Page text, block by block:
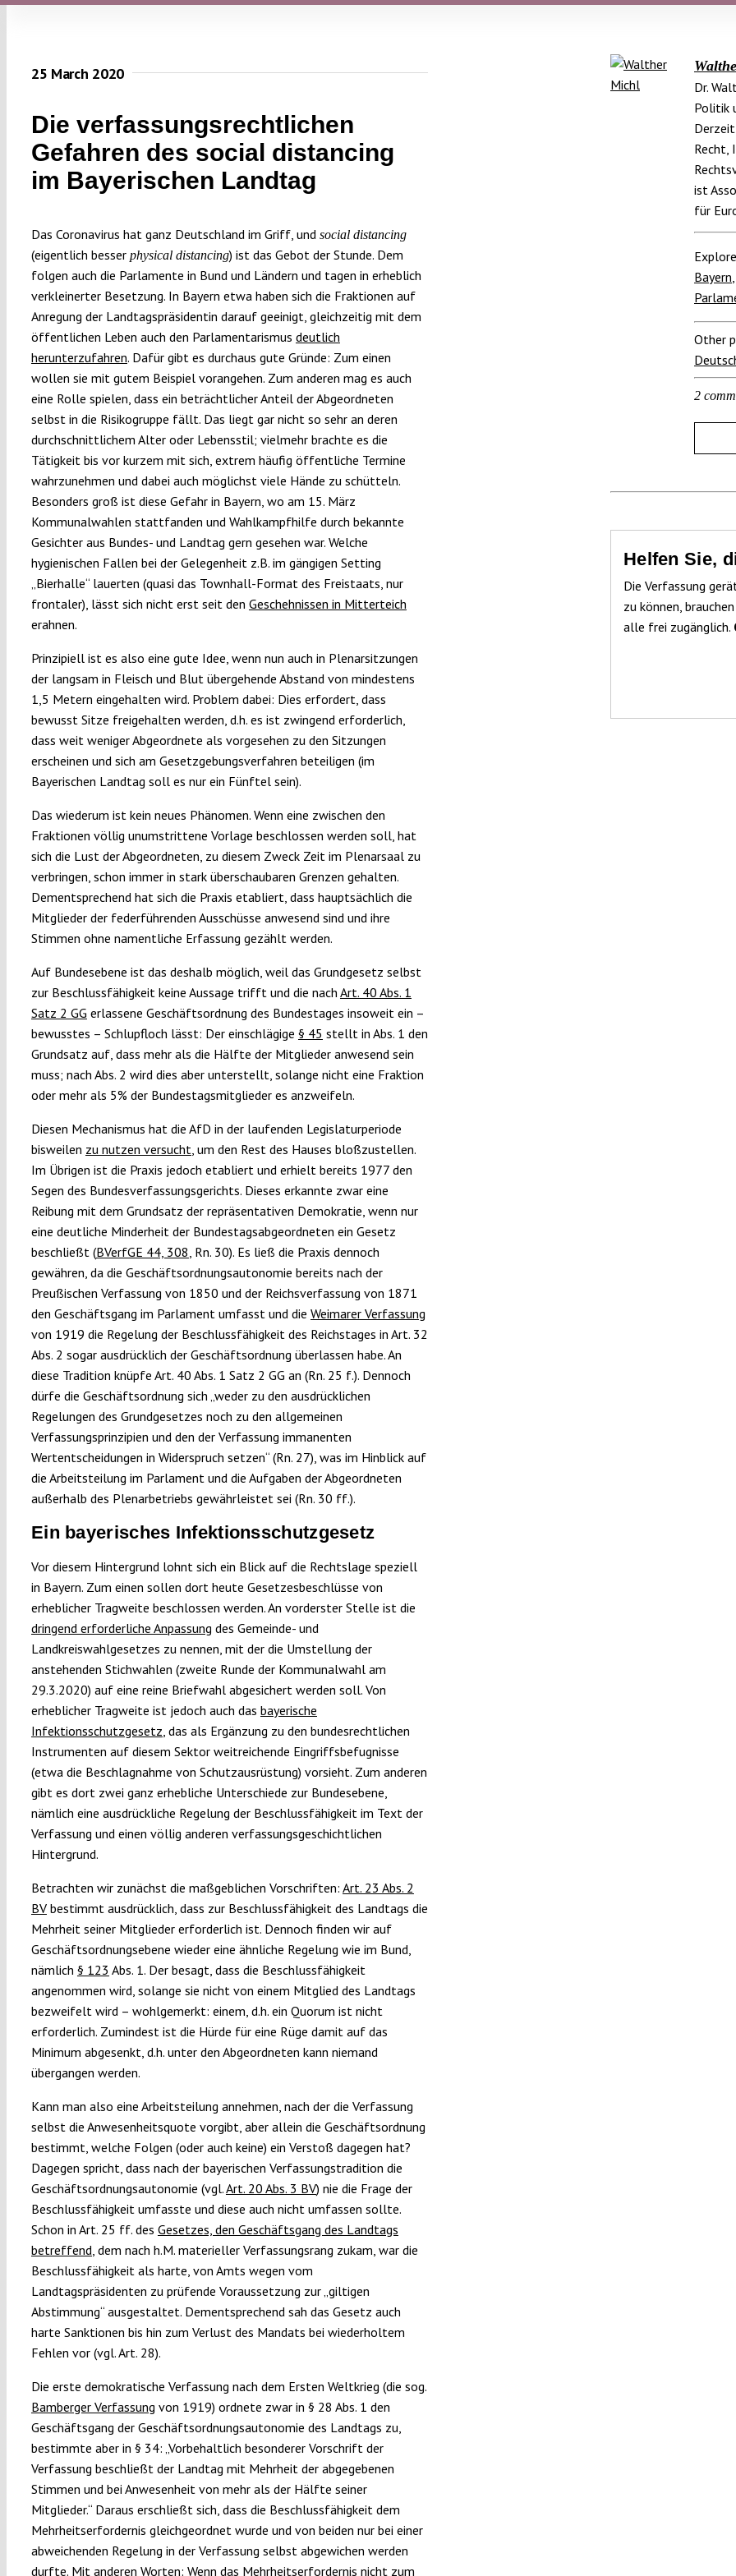
25 March 2020
Die verfassungs­rechtlichen
Gefahren des social distancing
im Bayerischen Landtag
Das Coronavirus hat ganz Deutschland im Griff, und social distancing
(eigentlich besser physical distancing) ist das Gebot der Stunde. Dem
folgen auch die Parlamente in Bund und Ländern und tagen in erheblich
verkleinerter Besetzung. In Bayern etwa haben sich die Fraktionen auf
Anregung der Landtagspräsidentin darauf geeinigt, gleichzeitig mit dem
öffentlichen Leben auch den Parlamentarismus deutlich
herunterzufahren. Dafür gibt es durchaus gute Gründe: Zum einen
wollen sie mit gutem Beispiel vorangehen. Zum anderen mag es auch
eine Rolle spielen, dass ein beträchtlicher Anteil der Abgeordneten
selbst in die Risikogruppe fällt. Das liegt gar nicht so sehr an deren
durchschnittlichem Alter oder Lebensstil; vielmehr brachte es die
Tätigkeit bis vor kurzem mit sich, extrem häufig öffentliche Termine
wahrzunehmen und dabei auch möglichst viele Hände zu schütteln.
Besonders groß ist diese Gefahr in Bayern, wo am 15. März
Kommunalwahlen stattfanden und Wahlkampfhilfe durch bekannte
Gesichter aus Bundes- und Landtag gern gesehen war. Welche
hygienischen Fallen bei der Gelegenheit z.B. im gängigen Setting
„Bierhalle“ lauerten (quasi das Townhall-Format des Freistaats, nur
frontaler), lässt sich nicht erst seit den Geschehnissen in Mitterteich
erahnen.
Prinzipiell ist es also eine gute Idee, wenn nun auch in Plenarsitzungen
der langsam in Fleisch und Blut übergehende Abstand von mindestens
1,5 Metern eingehalten wird. Problem dabei: Dies erfordert, dass
bewusst Sitze freigehalten werden, d.h. es ist zwingend erforderlich,
dass weit weniger Abgeordnete als vorgesehen zu den Sitzungen
erscheinen und sich am Gesetzgebungsverfahren beteiligen (im
Bayerischen Landtag soll es nur ein Fünftel sein).
Das wiederum ist kein neues Phänomen. Wenn eine zwischen den
Fraktionen völlig unumstrittene Vorlage beschlossen werden soll, hat
sich die Lust der Abgeordneten, zu diesem Zweck Zeit im Plenarsaal zu
verbringen, schon immer in stark überschaubaren Grenzen gehalten.
Dementsprechend hat sich die Praxis etabliert, dass hauptsächlich die
Mitglieder der federführenden Ausschüsse anwesend sind und ihre
Stimmen ohne namentliche Erfassung gezählt werden.
Auf Bundesebene ist das deshalb möglich, weil das Grundgesetz selbst
zur Beschlussfähigkeit keine Aussage trifft und die nach Art. 40 Abs. 1
Satz 2 GG erlassene Geschäftsordnung des Bundestages insoweit ein –
bewusstes – Schlupfloch lässt: Der einschlägige § 45 stellt in Abs. 1 den
Grundsatz auf, dass mehr als die Hälfte der Mitglieder anwesend sein
muss; nach Abs. 2 wird dies aber unterstellt, solange nicht eine Fraktion
oder mehr als 5% der Bundestagsmitglieder es anzweifeln.
Diesen Mechanismus hat die AfD in der laufenden Legislaturperiode
bisweilen zu nutzen versucht , um den Rest des Hauses bloßzustellen.
Im Übrigen ist die Praxis jedoch etabliert und erhielt bereits 1977 den
Segen des Bundesverfassungsgerichts. Dieses erkannte zwar eine
Reibung mit dem Grundsatz der repräsentativen Demokratie, wenn nur
eine deutliche Minderheit der Bundestagsabgeordneten ein Gesetz
beschließt (BVerfGE 44, 308 , Rn. 30). Es ließ die Praxis dennoch
gewähren, da die Geschäftsordnungsautonomie bereits nach der
Preußischen Verfassung von 1850 und der Reichsverfassung von 1871
den Geschäftsgang im Parlament umfasst und die Weimarer Verfassung
von 1919 die Regelung der Beschlussfähigkeit des Reichstages in Art. 32
Abs. 2 sogar ausdrücklich der Geschäftsordnung überlassen habe. An
diese Tradition knüpfe Art. 40 Abs. 1 Satz 2 GG an (Rn. 25 f.). Dennoch
dürfe die Geschäftsordnung sich „weder zu den ausdrücklichen
Regelungen des Grundgesetzes noch zu den allgemeinen
Verfassungsprinzipien und den der Verfassung immanenten
Wertentscheidungen in Widerspruch setzen“ (Rn. 27), was im Hinblick auf
die Arbeitsteilung im Parlament und die Aufgaben der Abgeordneten
außerhalb des Plenarbetriebs gewährleistet sei (Rn. 30 ff.).
Ein bayerisches Infektionsschutzgesetz
Vor diesem Hintergrund lohnt sich ein Blick auf die Rechtslage speziell
in Bayern. Zum einen sollen dort heute Gesetzesbeschlüsse von
erheblicher Tragweite beschlossen werden. An vorderster Stelle ist die
dringend erforderliche Anpassung des Gemeinde- und
Landkreiswahlgesetzes zu nennen, mit der die Umstellung der
anstehenden Stichwahlen (zweite Runde der Kommunalwahl am
29.3.2020) auf eine reine Briefwahl abgesichert werden soll. Von
erheblicher Tragweite ist jedoch auch das bayerische
Infektionsschutzgesetz , das als Ergänzung zu den bundesrechtlichen
Instrumenten auf diesem Sektor weitreichende Eingriffsbefugnisse
(etwa die Beschlagnahme von Schutzausrüstung) vorsieht. Zum anderen
gibt es dort zwei ganz erhebliche Unterschiede zur Bundesebene,
nämlich eine ausdrückliche Regelung der Beschlussfähigkeit im Text der
Verfassung und einen völlig anderen verfassungsgeschichtlichen
Hintergrund.
Betrachten wir zunächst die maßgeblichen Vorschriften: Art. 23 Abs. 2
BVbestimmt ausdrücklich, dass zur Beschlussfähigkeit des Landtags die
Mehrheit seiner Mitglieder erforderlich ist. Dennoch finden wir auf
Geschäftsordnungsebene wieder eine ähnliche Regelung wie im Bund,
nämlich § 123 Abs. 1. Der besagt, dass die Beschlussfähigkeit
angenommen wird, solange sie nicht von einem Mitglied des Landtags
bezweifelt wird – wohlgemerkt: einem, d.h. ein Quorum ist nicht
erforderlich. Zumindest ist die Hürde für eine Rüge damit auf das
Minimum abgesenkt, d.h. unter den Abgeordneten kann niemand
übergangen werden.
Kann man also eine Arbeitsteilung annehmen, nach der die Verfassung
selbst die Anwesenheitsquote vorgibt, aber allein die Geschäftsordnung
bestimmt, welche Folgen (oder auch keine) ein Verstoß dagegen hat?
Dagegen spricht, dass nach der bayerischen Verfassungstradition die
Geschäftsordnungsautonomie (vgl.Art. 20 Abs. 3 BV) nie die Frage der
Beschlussfähigkeit umfasste und diese auch nicht umfassen sollte.
Schon in Art. 25 ff. des Gesetzes, den Geschäftsgang des Landtags
betreffend , dem nach h.M. materieller Verfassungsrang zukam, war die
Beschlussfähigkeit als harte, von Amts wegen vom
Landtagspräsidenten zu prüfende Voraussetzung zur „giltigen
Abstimmung“ ausgestaltet. Dementsprechend sah das Gesetz auch
harte Sanktionen bis hin zum Verlust des Mandats bei wiederholtem
Fehlen vor (vgl. Art. 28).
Die erste demokratische Verfassung nach dem Ersten Weltkrieg (die sog.
Bamberger Verfassung von 1919) ordnete zwar in § 28 Abs. 1 den
Geschäftsgang der Geschäftsordnungsautonomie des Landtags zu,
bestimmte aber in § 34: „Vorbehaltlich besonderer Vorschrift der
Verfassung beschließt der Landtag mit Mehrheit der abgegebenen
Stimmen und bei Anwesenheit von mehr als der Hälfte seiner
Mitglieder.“ Daraus erschließt sich, dass die Beschlussfähigkeit dem
Mehrheitserfordernis gleichgeordnet wurde und von beiden nur bei einer
abweichenden Regelung in der Verfassung selbst abgewichen werden
durfte. Mit anderen Worten: Wenn das Mehrheitserfordernis nicht zum
Dr.
Politik
Recht,
ist
für
Bayern,
Other
2
Helfen Sie,
Die Verfassung
zu können,
alle frei zugänglich.